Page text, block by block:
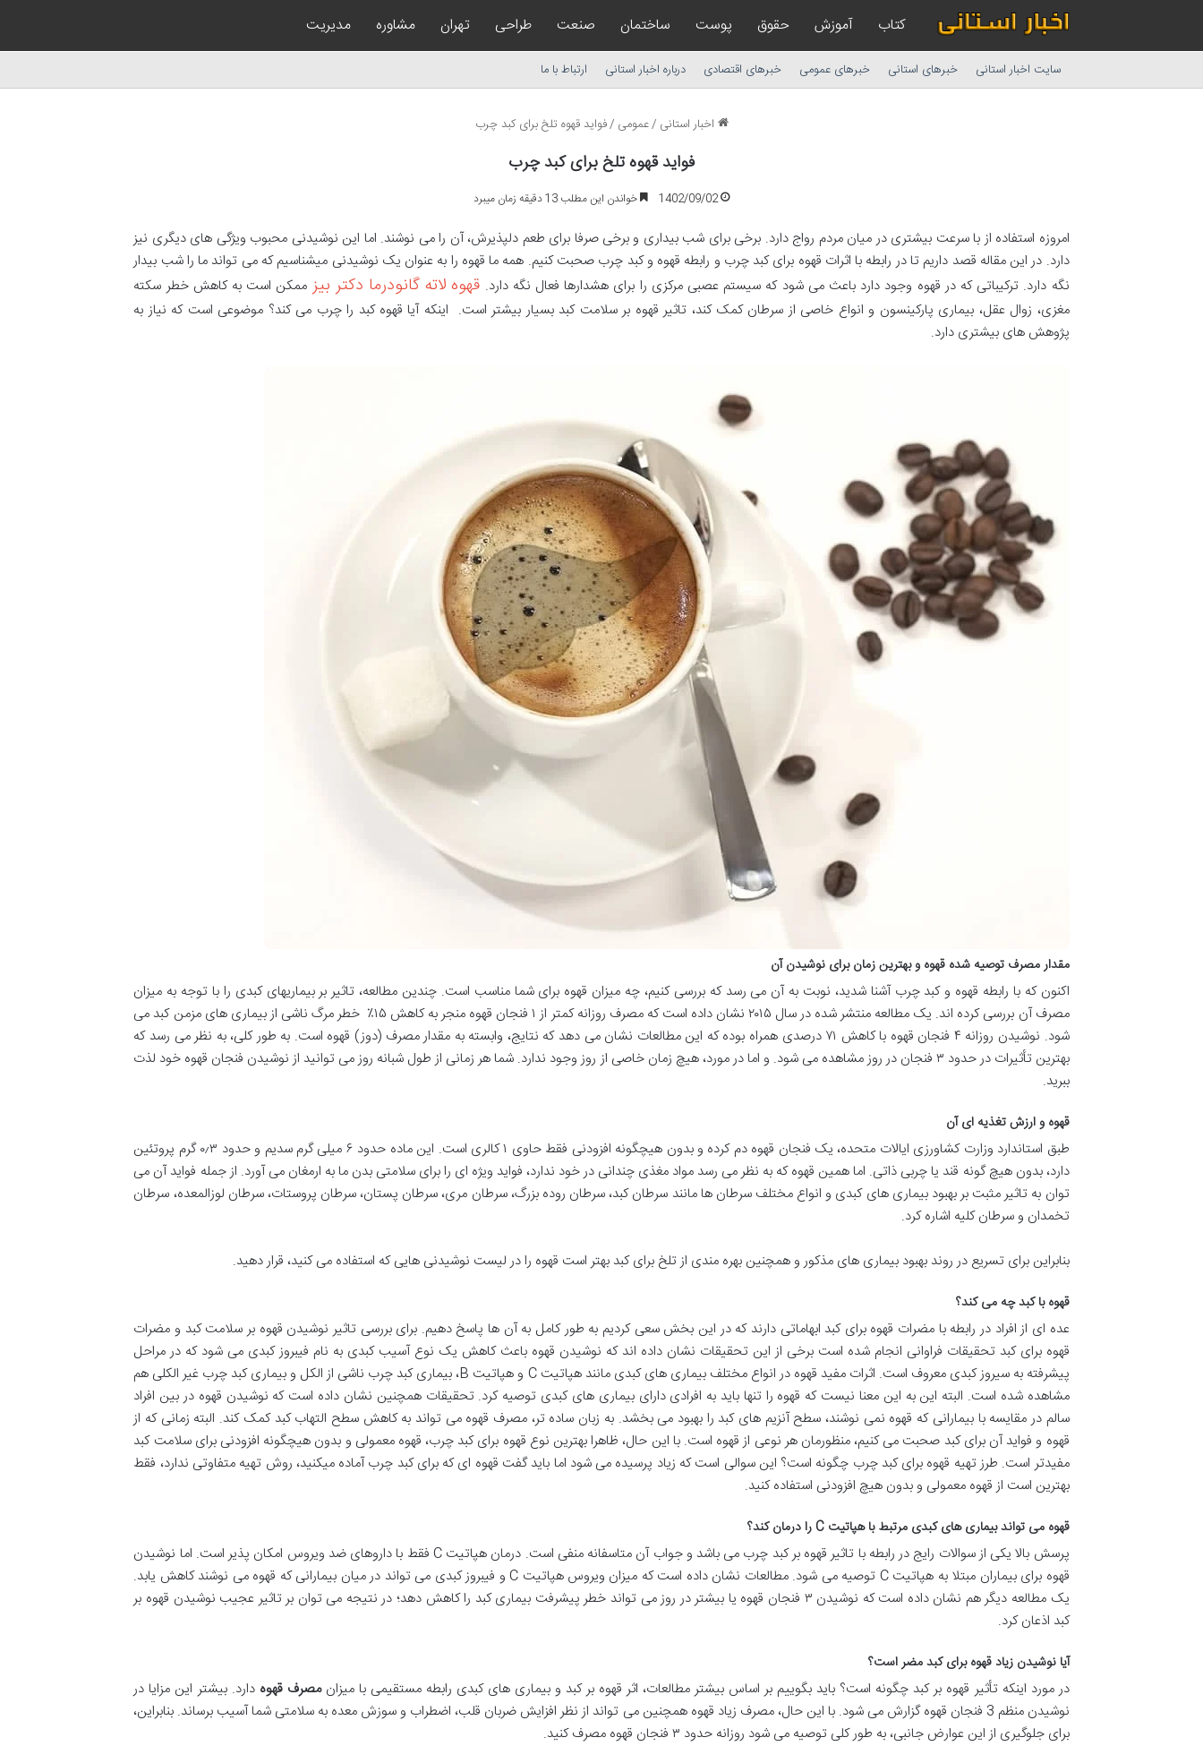
کتاب آموزش حقوق پوست ساختمان صنعت طراحی تهران مشاوره مدیریت
سایت اخبار استانی خبرهای استانی خبرهای عمومی خبرهای اقتصادی درباره اخبار استانی ارتباط با ما
اخبار استانی /عمومی /فواید قهوه تلخ برای کبد چرب
فواید قهوه تلخ برای کبد چرب
1402/09/02 خواندن این مطلب 13 دقیقه زمان میبرد
امروزه استفاده از با سرعت بیشتری در میان مردم رواج دارد. برخی برای شب بیداری و برخی صرفا برای طعم دلپذیرش، آن را می نوشند. اما این نوشیدنی محبوب ویژگی های دیگری نیز
دارد. در این مقاله قصد داریم تا در رابطه با اثرات قهوه برای کبد چرب و رابطه قهوه و کبد چرب صحبت کنیم. همه ما قهوه را به عنوان یک نوشیدنی میشناسیم که می تواند ما را شب بیدار
نگه دارد. ترکیباتی که در قهوه وجود دارد باعث می شود که سیستم عصبی مرکزی را برای هشدارها فعال نگه دارد. قهوه لاته گانودرما دکتر بیز ممکن است به کاهش خطر سکته
مغزی، زوال عقل، بیماری پارکینسون و انواع خاصی از سرطان کمک کند، تاثیر قهوه بر سلامت کبد بسیار بیشتر است. اینکه آیا قهوه کبد را چرب می کند؟ موضوعی است که نیاز به
پژوهش های بیشتری دارد.
مقدار مصرف توصیه شده قهوه و بهترین زمان برای نوشیدن آن
اکنون که با رابطه قهوه و کبد چرب آشنا شدید، نوبت به آن می رسد که بررسی کنیم، چه میزان قهوه برای شما مناسب است. چندین مطالعه، تاثیر بر بیماریهای کبدی را با توجه به میزان
مصرف آن بررسی کرده اند. یک مطالعه منتشر شده در سال ۲۰۱۵ نشان داده است که مصرف روزانه کمتر از ۱ فنجان قهوه منجر به کاهش ۱۵٪ خطر مرگ ناشی از بیماری های مزمن کبد می
شود. نوشیدن روزانه ۴ فنجان قهوه با کاهش ۷۱ درصدی همراه بوده که این مطالعات نشان می دهد که نتایج، وابسته به مقدار مصرف (دوز) قهوه است. به طور کلی، به نظر می رسد که
بهترین تأثیرات در حدود ۳ فنجان در روز مشاهده می شود. و اما در مورد، هیچ زمان خاصی از روز وجود ندارد. شما هر زمانی از طول شبانه روز می توانید از نوشیدن فنجان قهوه خود لذت
ببرید.
قهوه و ارزش تغذیه ای آن
طبق استاندارد وزارت کشاورزی ایالات متحده، یک فنجان قهوه دم کرده و بدون هیچگونه افزودنی فقط حاوی ۱ کالری است. این ماده حدود ۶ میلی گرم سدیم و حدود ۰٫۳ گرم پروتئین
دارد، بدون هیچ گونه قند یا چربی ذاتی. اما همین قهوه که به نظر می رسد مواد مغذی چندانی در خود ندارد، فواید ویژه ای را برای سلامتی بدن ما به ارمغان می آورد. از جمله فواید آن می
توان به تاثیر مثبت بر بهبود بیماری های کبدی و انواع مختلف سرطان ها مانند سرطان کبد، سرطان روده بزرگ، سرطان مری، سرطان پستان، سرطان پروستات، سرطان لوزالمعده، سرطان
تخمدان و سرطان کلیه اشاره کرد.
بنابراین برای تسریع در روند بهبود بیماری های مذکور و همچنین بهره مندی از تلخ برای کبد بهتر است قهوه را در لیست نوشیدنی هایی که استفاده می کنید، قرار دهید.
قهوه با کبد چه می کند؟
عده ای از افراد در رابطه با مضرات قهوه برای کبد ابهاماتی دارند که در این بخش سعی کردیم به طور کامل به آن ها پاسخ دهیم. برای بررسی تاثیر نوشیدن قهوه بر سلامت کبد و مضرات
قهوه برای کبد تحقیقات فراوانی انجام شده است برخی از این تحقیقات نشان داده اند که نوشیدن قهوه باعث کاهش یک نوع آسیب کبدی به نام فیبروز کبدی می شود که در مراحل
پیشرفته به سیروز کبدی معروف است. اثرات مفید قهوه در انواع مختلف بیماری های کبدی مانند هپاتیت C و هپاتیت B، بیماری کبد چرب ناشی از الکل و بیماری کبد چرب غیر الکلی هم
مشاهده شده است. البته این به این معنا نیست که قهوه را تنها باید به افرادی دارای بیماری های کبدی توصیه کرد. تحقیقات همچنین نشان داده است که نوشیدن قهوه در بین افراد
سالم در مقایسه با بیمارانی که قهوه نمی نوشند، سطح آنزیم های کبد را بهبود می بخشد. به زبان ساده تر، مصرف قهوه می تواند به کاهش سطح التهاب کبد کمک کند. البته زمانی که از
قهوه و فواید آن برای کبد صحبت می کنیم، منظورمان هر نوعی از قهوه است. با این حال، ظاهرا بهترین نوع قهوه برای کبد چرب، قهوه معمولی و بدون هیچگونه افزودنی برای سلامت کبد
مفیدتر است. طرز تهیه قهوه برای کبد چرب چگونه است؟ این سوالی است که زیاد پرسیده می شود اما باید گفت قهوه ای که برای کبد چرب آماده میکنید، روش تهیه متفاوتی ندارد، فقط
بهترین است از قهوه معمولی و بدون هیچ افزودنی استفاده کنید.
قهوه می تواند بیماری های کبدی مرتبط با هپاتیت C را درمان کند؟
پرسش بالا یکی از سوالات رایج در رابطه با تاثیر قهوه بر کبد چرب می باشد و جواب آن متاسفانه منفی است. درمان هپاتیت C فقط با داروهای ضد ویروس امکان پذیر است. اما نوشیدن
قهوه برای بیماران مبتلا به هپاتیت C توصیه می شود. مطالعات نشان داده است که میزان ویروس هپاتیت C و فیبروز کبدی می تواند در میان بیمارانی که قهوه می نوشند کاهش یابد.
یک مطالعه دیگر هم نشان داده است که نوشیدن ۳ فنجان قهوه یا بیشتر در روز می تواند خطر پیشرفت بیماری کبد را کاهش دهد؛ در نتیجه می توان بر تاثیر عجیب نوشیدن قهوه بر
کبد اذعان کرد.
آیا نوشیدن زیاد قهوه برای کبد مضر است؟
در مورد اینکه تأثیر قهوه بر کبد چگونه است؟ باید بگوییم بر اساس بیشتر مطالعات، اثر قهوه بر کبد و بیماری های کبدی رابطه مستقیمی با میزانمصرف قهوه دارد. بیشتر این مزایا در
نوشیدن منظم 3 فنجان قهوه گزارش می شود. با این حال، مصرف زیاد قهوه همچنین می تواند از نظر افزایش ضربان قلب، اضطراب و سوزش معده به سلامتی شما آسیب برساند. بنابراین،
برای جلوگیری از این عوارض جانبی، به طور کلی توصیه می شود روزانه حدود ۳ فنجان قهوه مصرف کنید.